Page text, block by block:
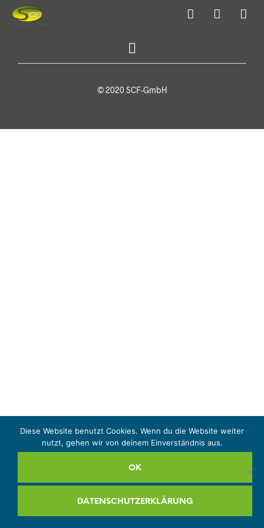
© 2020 SCF-GmbH
Diese Website benutzt Cookies. Wenn du die Website weiter
nutzt, gehen wir von deinem Einverständnis aus.
OK
DATENSCHUTZERKLÄRUNG